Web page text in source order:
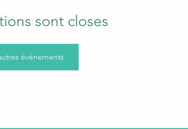
sont closes
événements